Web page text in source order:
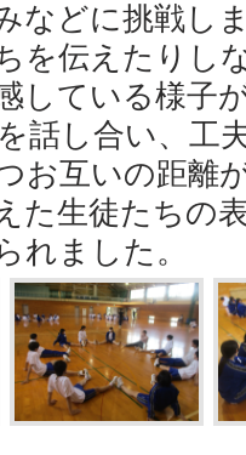
などに挑戦し
を伝えたりし
している様子
話し合い、工
お互いの距離
た生徒たちの
れました。